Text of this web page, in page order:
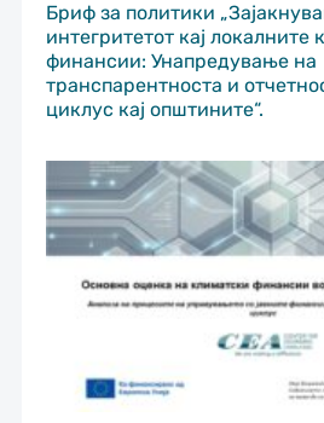
Бриф за политики
интегритетот кај локалните
финансии: Унапредување на
транспарентноста и
циклус кај општините“.